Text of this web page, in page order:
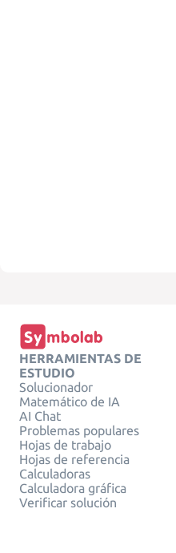
HERRAMIENTAS DE
ESTUDIO
Solucionador
Matemático de IA
AI Chat
Problemas populares
Hojas de trabajo
Hojas de referencia
Calculadoras
Calculadora gráfica
Verificar solución